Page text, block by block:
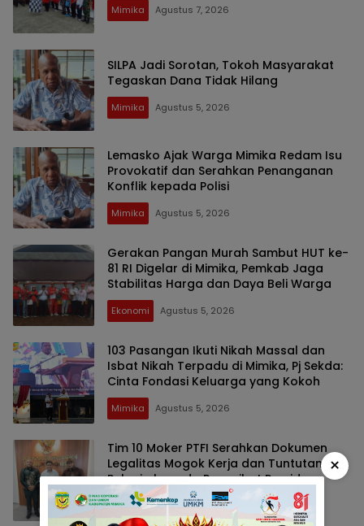
Mimika Agustus 7, 2026
SILPA Jadi Sorotan, Tokoh Masyarakat
Tegaskan Dana Tidak Hilang
Mimika Agustus 5, 2026
Lemasko Ajak Warga Mimika Redam Isu
Provokatif dan Serahkan Penanganan
Konflik kepada Polisi
Mimika Agustus 5, 2026
Gerakan Pangan Murah Sambut HUT ke-
81 RI Digelar di Mimika, Pemkab Jaga
Stabilitas Harga dan Daya Beli Warga
Ekonomi Agustus 5, 2026
103 Pasangan Ikuti Nikah Massal dan
Isbat Nikah Terpadu di Mimika, Pj Sekda:
Cinta Fondasi Keluarga yang Kokoh
Mimika Agustus 5, 2026
Tim 10 Moker PTFI Serahkan Dokumen
Legalitas Mogok Kerja dan Tuntutan
Pekerja kepada Penasihat Presiden
Mimika Agustus 5, 2026
×